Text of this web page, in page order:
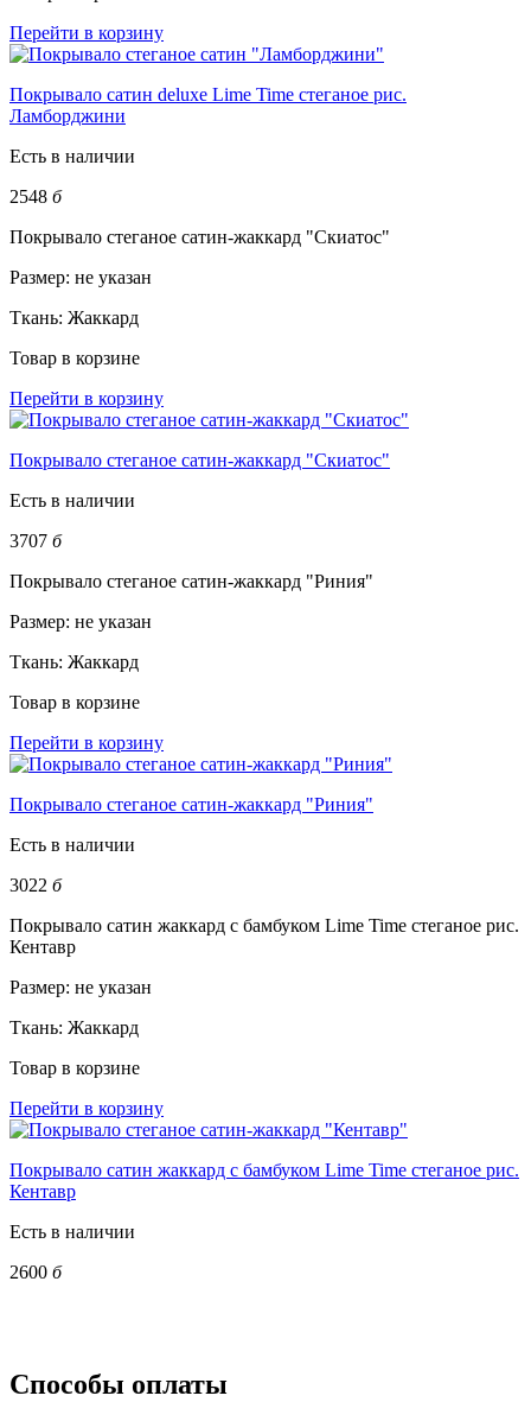
Перейти в корзину
Покрывало сатин deluxe Lime Time стеганое рис.
Ламборджини
Есть в наличии
2548 б
Покрывало стеганое сатин-жаккард "Скиатос"
Размер: не указан
Ткань: Жаккард
Товар в корзине
Перейти в корзину
Покрывало стеганое сатин-жаккард "Скиатос"
Есть в наличии
3707 б
Покрывало стеганое сатин-жаккард "Риния"
Размер: не указан
Ткань: Жаккард
Товар в корзине
Перейти в корзину
Покрывало стеганое сатин-жаккард "Риния"
Есть в наличии
3022 б
Покрывало сатин жаккард с бамбуком Lime Time стеганое рис.
Кентавр
Размер: не указан
Ткань: Жаккард
Товар в корзине
Перейти в корзину
Покрывало сатин жаккард с бамбуком Lime Time стеганое рис.
Кентавр
Есть в наличии
2600 б
Способы оплаты